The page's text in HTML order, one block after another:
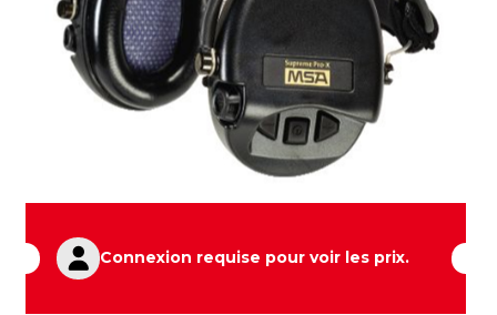
Connexion requise pour voir les prix.